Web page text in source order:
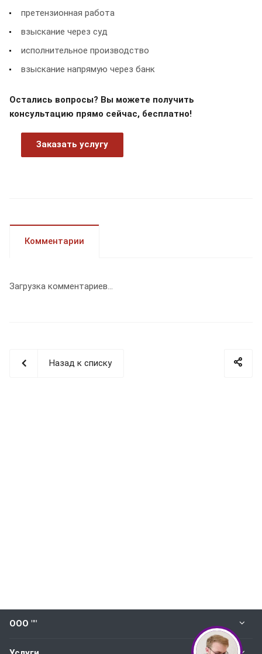
претензионная работа
взыскание через суд
исполнительное производство
взыскание напрямую через банк
Остались вопросы? Вы можете получить
консультацию прямо сейчас, бесплатно!
Заказать услугу
Комментарии
Загрузка комментариев...
Назад к списку
ООО ""